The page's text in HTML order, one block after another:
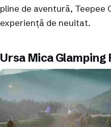
pline de aventură, Teepee
experiență de neuitat.
Ursa Mica Glamping